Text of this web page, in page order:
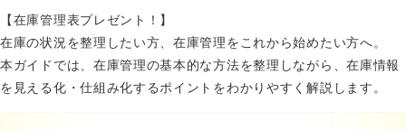
【在庫管理表プレゼント！】
在庫の状況を整理したい方、在庫管理をこれから始めたい方へ。
本ガイドでは、在庫管理の基本的な方法を整理しながら、在庫情報
を見える化・仕組み化するポイントをわかりやすく解説します。